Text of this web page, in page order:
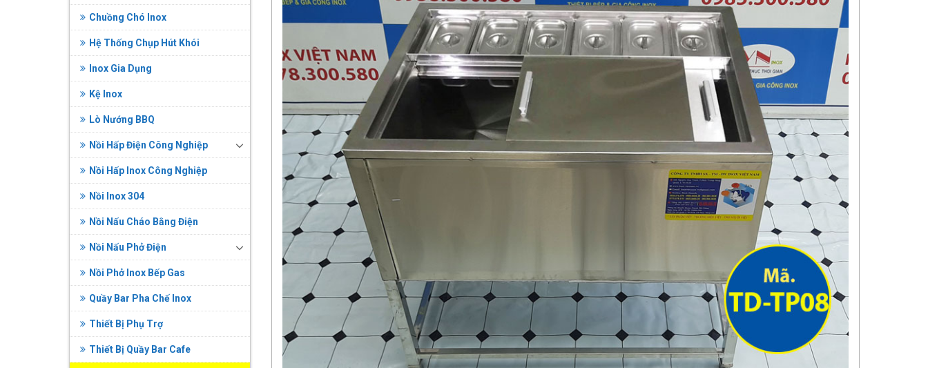
Chuồng Chó Inox
Hệ Thống Chụp Hút Khói
Inox Gia Dụng
Kệ Inox
Lò Nướng BBQ
Nồi Hấp Điện Công Nghiệp
Nồi Hấp Inox Công Nghiệp
Nồi Inox 304
Nồi Nấu Cháo Bằng Điện
Nồi Nấu Phở Điện
Nồi Phở Inox Bếp Gas
Quầy Bar Pha Chế Inox
Thiết Bị Phụ Trợ
Thiết Bị Quầy Bar Cafe